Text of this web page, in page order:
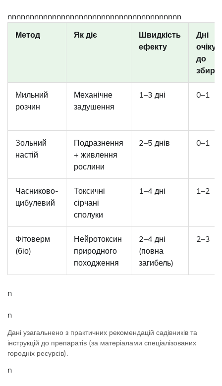
nnnnnnnnnnnnnnnnnnnnnnnnnnnnnnnnnnnnnnn
Метод
Як діє
Швидкість
ефекту
Дні
до
Мильний
розчин
Механічне
задушення
1–3 дні 0–1
Зольний
настій
Подразнення
+ живлення
рослини
2–5 днів 0–1
Часниково-
цибулевий
Токсичні
сірчані
сполуки
1–4 дні 1–2
Фітоверм
(біо)
Нейротоксин
природного
походження
2–4 дні
(повна
загибель)
2–3
n
n
Дані узагальнено з практичних рекомендацій садівників та
інструкцій до препаратів (за матеріалами спеціалізованих
городніх ресурсів).
n